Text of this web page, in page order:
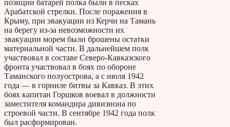
позиции батарей полка были в песках
Арабатской стрелки. После поражения в
Крыму, при эвакуации из Керчи на Тамань
на берегу из-за невозможности их
эвакуации морем были брошены остатки
материальной части. В дальнейшем полк
участвовал в составе Северо-Кавказского
фронта участвовал в боях по обороне
Таманского полуострова, а с июля 1942
года — в горниле битвы за Кавказ. В этих
боях капитан Горшков воевал в должности
заместителя командира дивизиона по
строевой части. В сентябре 1942 года полк
был расформирован.